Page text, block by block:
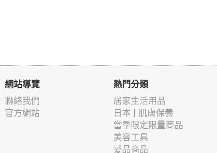
網站導覽
聯絡我們
官方網站
熱門分類
居家生活用品
日本 | 肌膚保養
當季限定限量商品
美容工具
髪品商品